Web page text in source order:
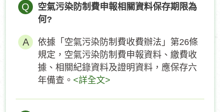
Q
空氣污染防制費申報相關資料保存期限為
何?
依據「空氣污染防制費收費辦法」第26條
規定，空氣污染防制費申報資料、繳費收
據、相關紀錄資料及證明資料，應保存六
年備查。 <詳全文>